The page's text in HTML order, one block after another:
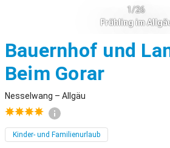
1/26
Frühling im
Bauernhof und
Beim Gorar
Nesselwang – Allgäu
Kinder- und Familienurlaub